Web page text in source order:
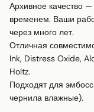
Архивное качество
временем. Ваши
через много лет.
Отличная
Ink, Distress Oxide,
Holtz.
Подходят для
чернила влажные).